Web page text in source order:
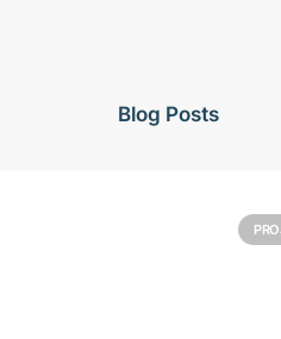
Blog Posts